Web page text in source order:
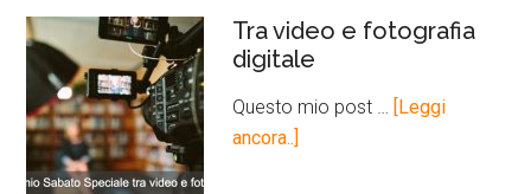
Tra video e fotografia
digitale
Questo mio post …
[Leggi
ancora..]